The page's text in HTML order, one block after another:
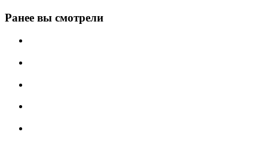
Ранее вы смотрели